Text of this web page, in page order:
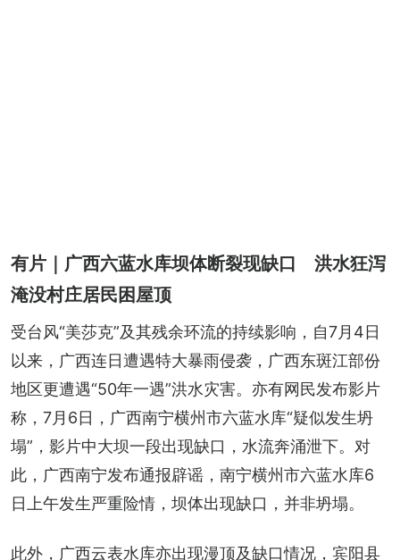
有片｜广西六蓝水库坝体断裂现缺口 洪水狂泻
淹没村庄居民困屋顶
受台风“美莎克”及其残余环流的持续影响，自7月4日
以来，广西连日遭遇特大暴雨侵袭，广西东斑江部份
地区更遭遇“50年一遇”洪水灾害。亦有网民发布影片
称，7月6日，广西南宁横州市六蓝水库“疑似发生坍
塌”，影片中大坝一段出现缺口，水流奔涌泄下。对
此，广西南宁发布通报辟谣，南宁横州市六蓝水库6
日上午发生严重险情，坝体出现缺口，并非坍塌。
此外，广西云表水库亦出现漫顶及缺口情况，宾阳县